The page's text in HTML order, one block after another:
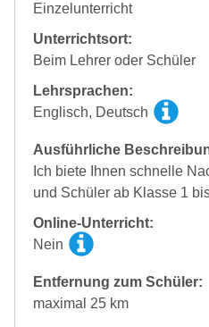
Einzelunterricht
Unterrichtsort:
Beim Lehrer oder Schüler
Lehrsprachen:
Englisch, Deutsch
Ausführliche
Ich biete Ihnen schnelle
und Schüler ab Klasse 1
Online-Unterricht:
Nein
Entfernung zum Schüler:
maximal 25 km